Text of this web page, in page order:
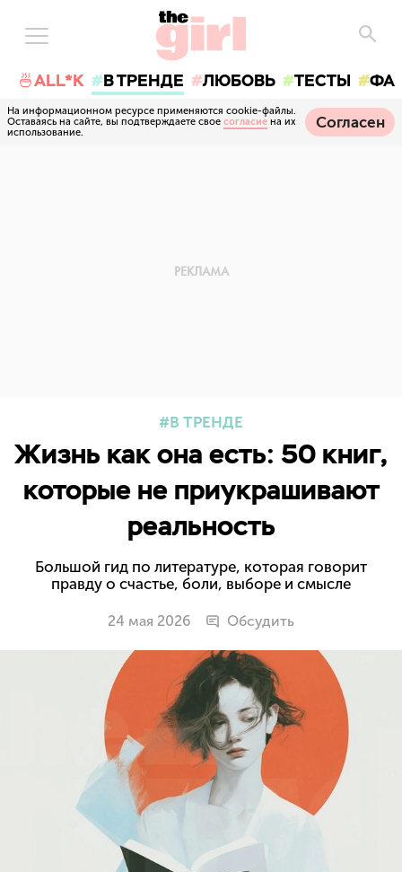
🍜ALL*K В ТРЕНДЕ ЛЮБОВЬ ТЕСТЫ
На информационном ресурсе применяются cookie-файлы.
Оставаясь на сайте, вы подтверждаете свое согласие на их
использование.
Согласен
В ТРЕНДЕ
Жизнь как она есть: 50 книг,
которые не приукрашивают
реальность
Большой гид по литературе, которая говорит
правду о счастье, боли, выборе и смысле
24 мая 2026 Обсудить